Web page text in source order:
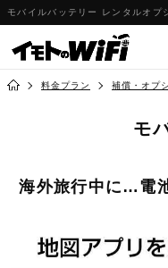
モバイルバッテリー レンタルオプ
料金プラン 補償・オプ
モ
海外旅行中に…電